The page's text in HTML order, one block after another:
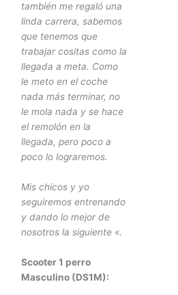
también me regaló una
linda carrera, sabemos
que tenemos que
trabajar cositas como la
llegada a meta. Como
le meto en el coche
nada más terminar, no
le mola nada y se hace
el remolón en la
llegada, pero poco a
poco lo lograremos.
Mis chicos y yo
seguiremos entrenando
y dando lo mejor de
nosotros la siguiente «.
Scooter 1 perro
Masculino (DS1M):